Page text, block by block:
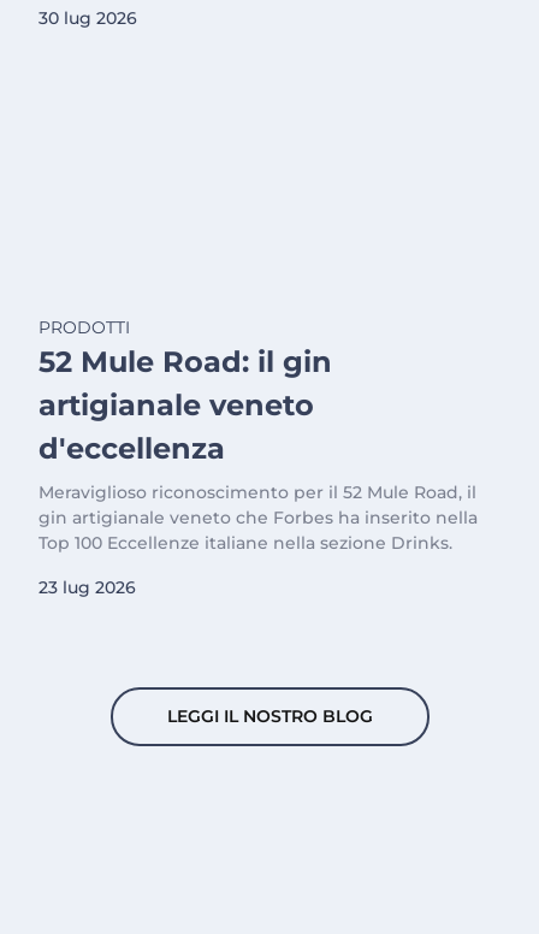
30 lug 2026
PRODOTTI
52 Mule Road: il gin
artigianale veneto
d'eccellenza
Meraviglioso riconoscimento per il 52 Mule Road, il
gin artigianale veneto che Forbes ha inserito nella
Top 100 Eccellenze italiane nella sezione Drinks.
23 lug 2026
LEGGI IL NOSTRO BLOG